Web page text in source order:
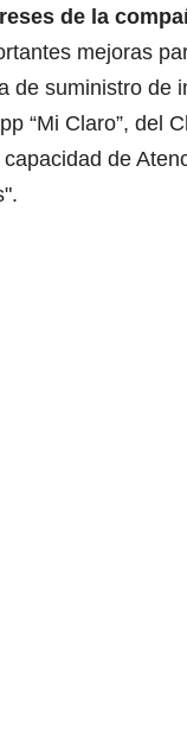
de la
mejoras
de suministro de
“Mi Claro”, del
de